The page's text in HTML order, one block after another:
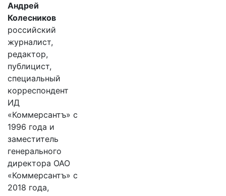
Андрей
Колесников
российский
журналист,
редактор,
публицист,
специальный
корреспондент
ИД
«Коммерсантъ» с
1996 года и
заместитель
генерального
директора ОАО
«Коммерсантъ» с
2018 года,